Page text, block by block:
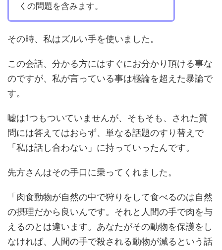
くの問題を含みます。
その時、私はズルい手を使いました。
この会話、分かる方にはすぐにお分かり頂ける事な
のですが、私が言っている事は極論を超えた暴論で
す。
嘘は1つもついていませんが、そもそも、された質
問には答えてはおらず、単なる話題のすり替えで
「私は話し合わない」に持っていったんです。
先方さんはその手口に乗ってくれました。
「肉食動物が自然の中で狩りをして食べるのは自然
の摂理だから良いんです。それと人間の手で肉を与
えるのとは違います。あなたがその動物を保護をし
なければ、人間の手で殺される動物が減るという話